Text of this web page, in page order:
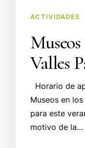
ACTIVIDADES
Valles
Horario de
Museos en
para este
motivo de la…